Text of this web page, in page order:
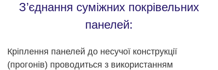
З’єднання суміжних покрівельних
панелей:
Кріплення панелей до несучої конструкції
(прогонів) проводиться з використанням